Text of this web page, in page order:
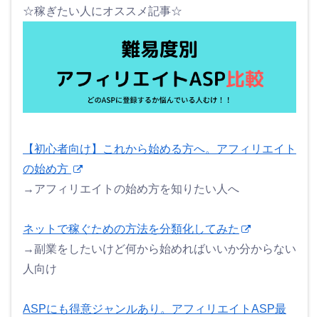
☆稼ぎたい人にオススメ記事☆
【初心者向け】これから始める方へ。アフィリエイト
の始め方
→アフィリエイトの始め方を知りたい人へ
ネットで稼ぐための方法を分類化してみた
→副業をしたいけど何から始めればいいか分からない
人向け
ASPにも得意ジャンルあり。アフィリエイトASP最